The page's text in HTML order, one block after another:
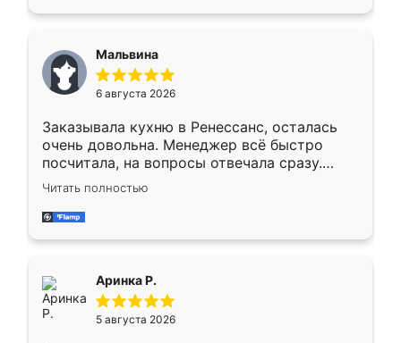
меньше, здесь же он более разнообразный.
Мне нравится ,если что-то потребуется из
мебели буду заказывать только здесь.
Мальвина
6 августа 2026
Заказывала кухню в Ренессанс, осталась
очень довольна. Менеджер всё быстро
посчитала, на вопросы отвечала сразу.
Замерщик приехал в субботу, подошёл к
делу со всей ответственностью. Собрали
за день, ребята работали аккуратно, даже
Читать полностью
Аринка Р.
5 августа 2026